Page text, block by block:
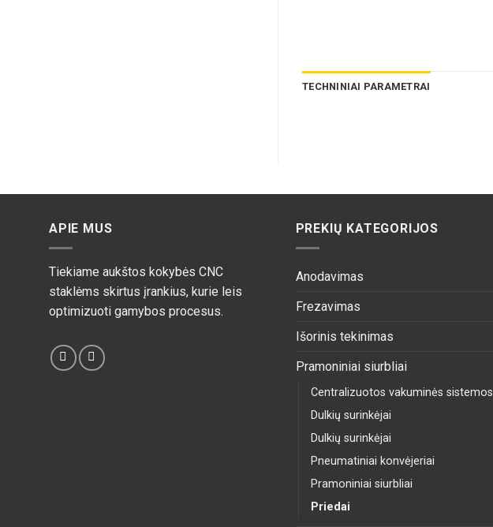
TECHNINIAI PARAMETRAI
APIE MUS
Tiekiame aukštos kokybės CNC
staklėms skirtus įrankius, kurie leis
optimizuoti gamybos procesus.
PREKIŲ KATEGORIJOS
Anodavimas
Frezavimas
Išorinis tekinimas
Pramoniniai siurbliai
Centralizuotos vakuminės sistemos
Dulkių surinkėjai
Dulkių surinkėjai
Pneumatiniai konvėjeriai
Pramoniniai siurbliai
Priedai